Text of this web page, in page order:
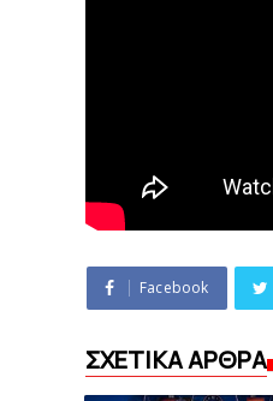
Facebook
ΣΧΕΤΙΚΑ ΑΡΘΡΑ